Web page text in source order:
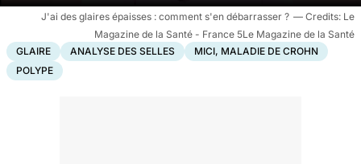
J'ai des glaires épaisses : comment s'en débarrasser ?
Le
Magazine de la Santé - France 5Le Magazine de la Santé
GLAIRE
ANALYSE DES SELLES
MICI, MALADIE DE CROHN
POLYPE